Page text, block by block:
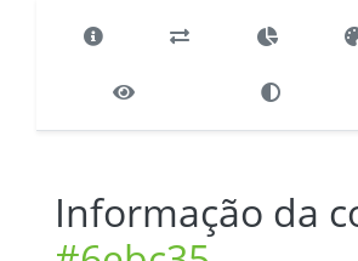
Informação da